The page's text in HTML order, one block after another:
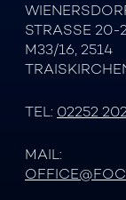
STRASSE 20-24
M33/16, 2514
TEL: 02252
MAIL: